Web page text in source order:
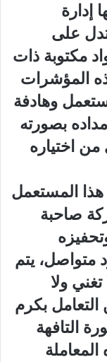
إدارة
تدل على
مكتوبة ذات
المؤشرات
وهادفة
بصورته
اختياره
المستعمل
صاحبة
متواصل، يتم
ولا
بكرم
التافهة